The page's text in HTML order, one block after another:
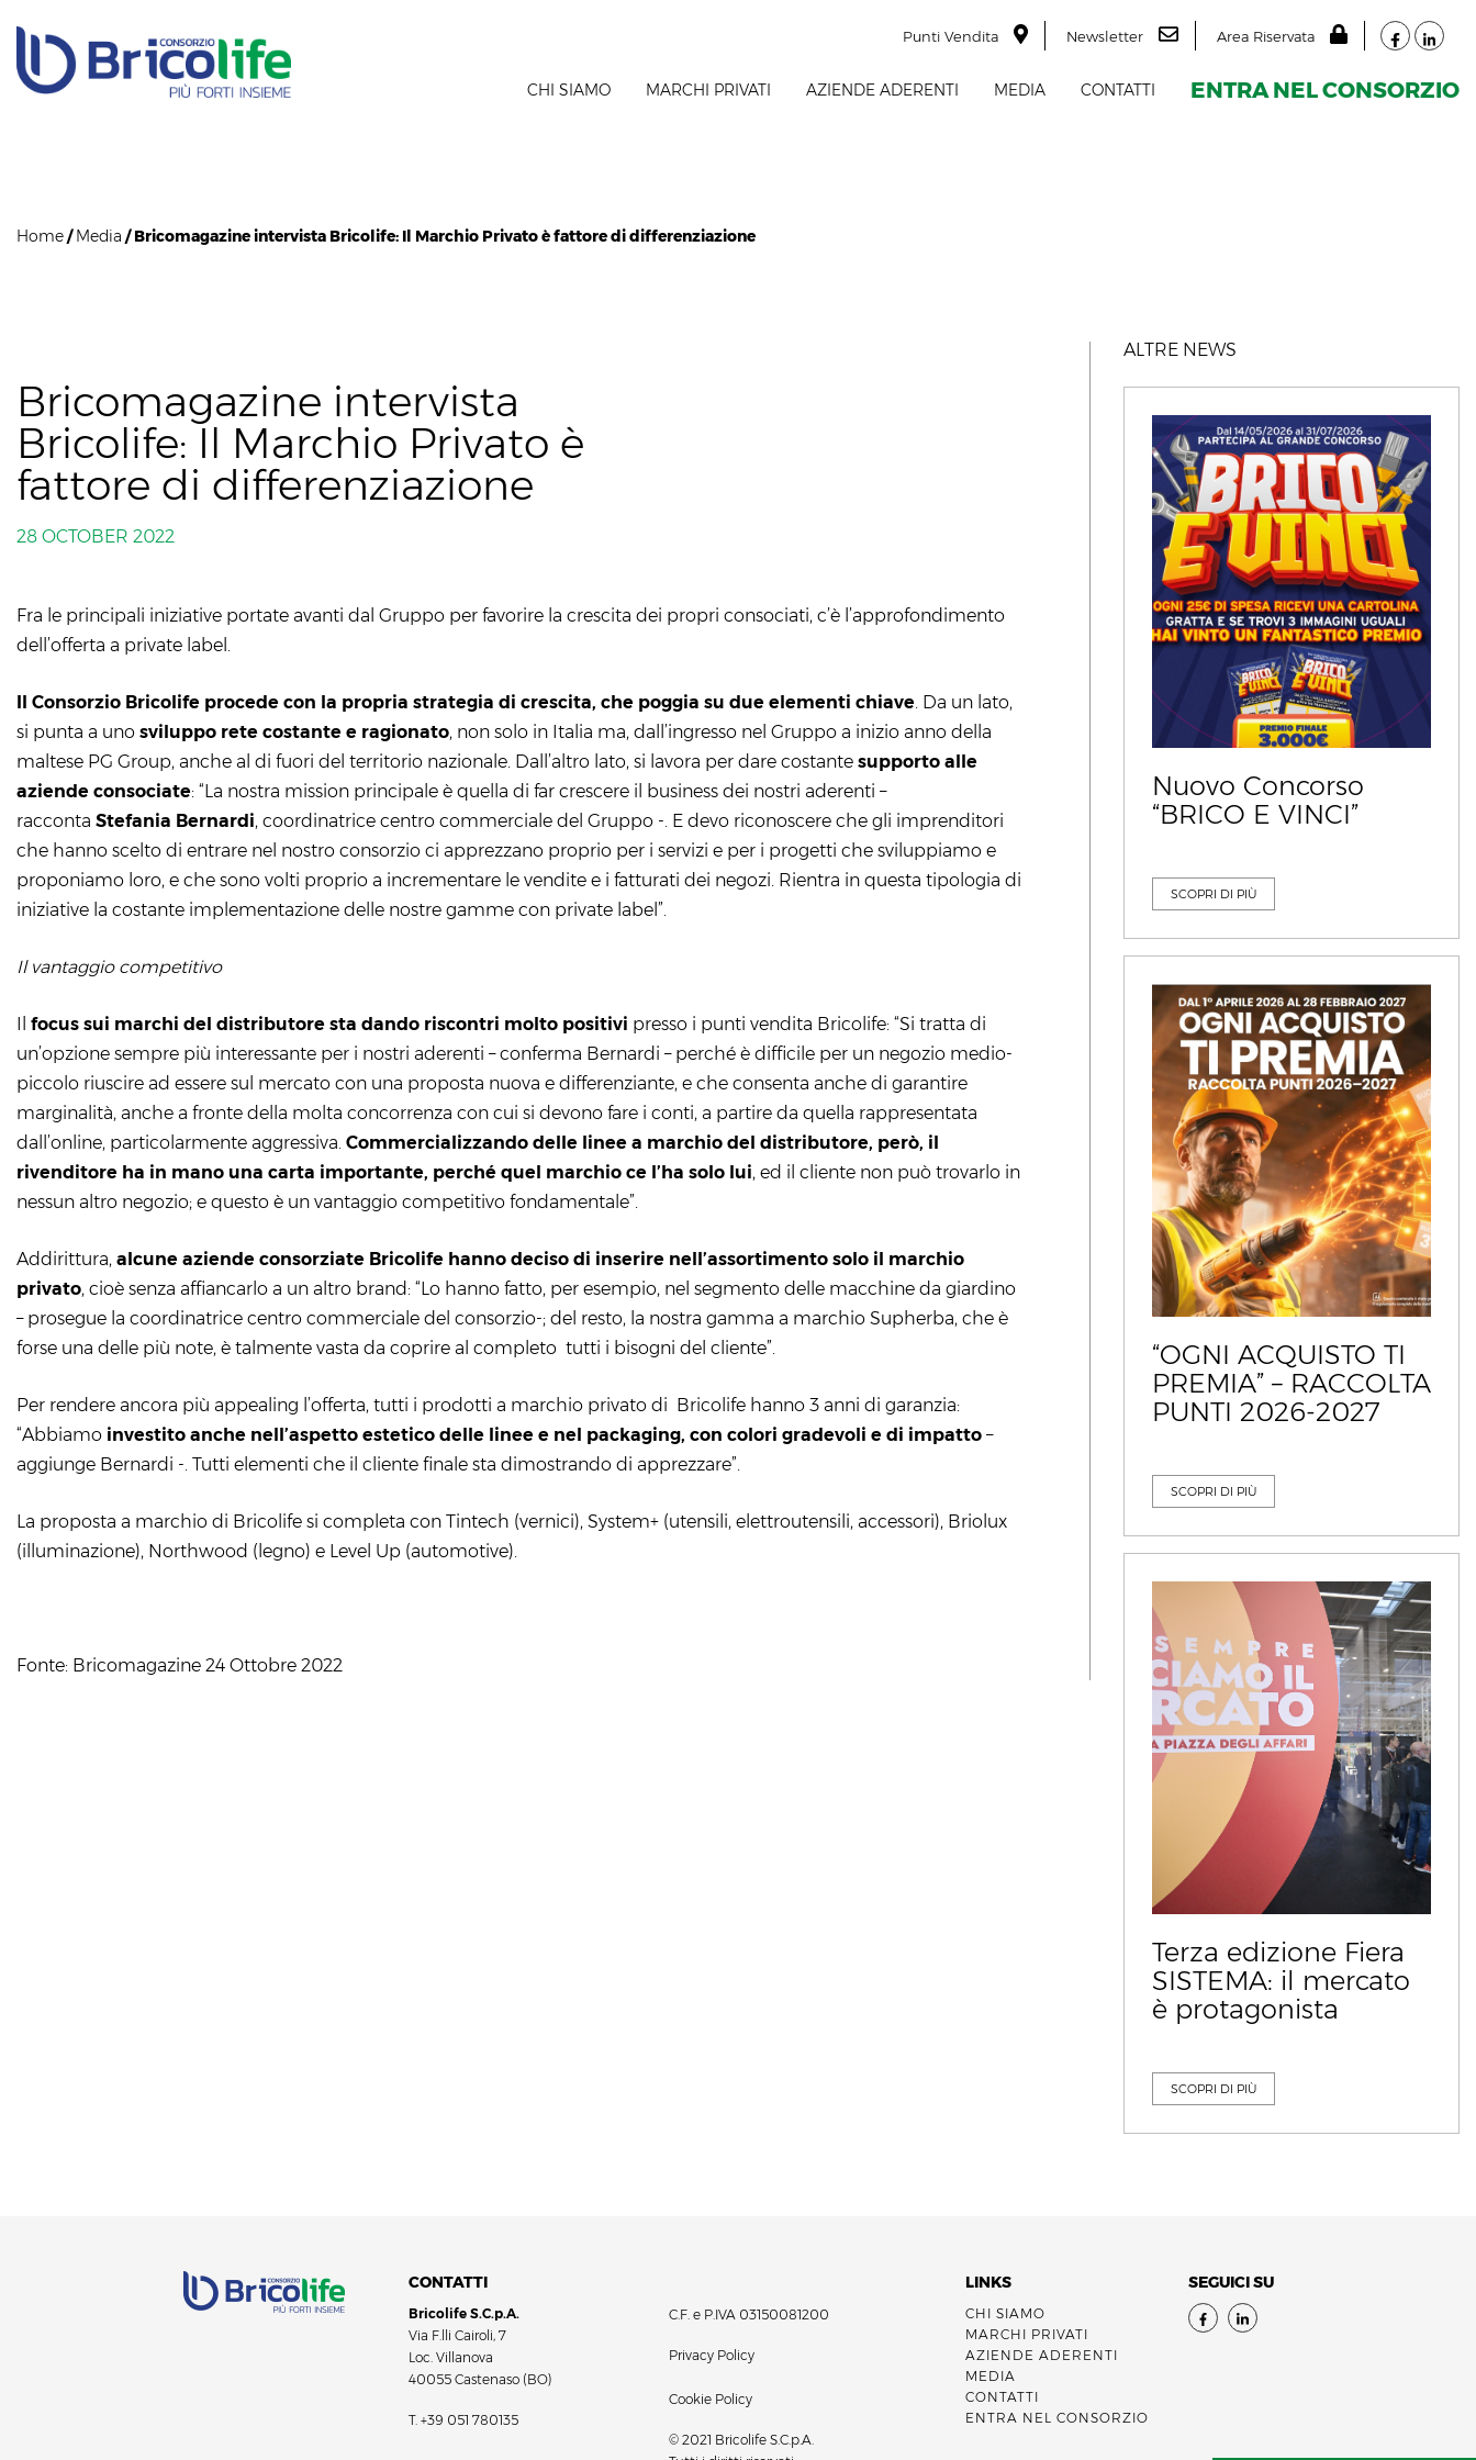
Punti Vendita Newsletter Area Riservata
CHI SIAMO MARCHI PRIVATI AZIENDE ADERENTI MEDIA CONTATTI ENTRA NEL CONSORZIO
Home/Media / Bricomagazine intervista Bricolife: Il Marchio Privato è fattore di differenziazione
Bricomagazine intervista
Bricolife: Il Marchio Privato è
fattore di differenziazione
28 OCTOBER 2022
Fra le principali iniziative portate avanti dal Gruppo per favorire la crescita dei propri consociati, c’è l’approfondimento
dell’offerta a private label.
Il Consorzio Bricolife procede con la propria strategia di crescita, che poggia su due elementi chiave. Da un lato,
si punta a uno sviluppo rete costante e ragionato, non solo in Italia ma, dall’ingresso nel Gruppo a inizio anno della
maltese PG Group, anche al di fuori del territorio nazionale. Dall’altro lato, si lavora per dare costante supporto alle
aziende consociate: “La nostra mission principale è quella di far crescere il business dei nostri aderenti –
racconta Stefania Bernardi, coordinatrice centro commerciale del Gruppo -. E devo riconoscere che gli imprenditori
che hanno scelto di entrare nel nostro consorzio ci apprezzano proprio per i servizi e per i progetti che sviluppiamo e
proponiamo loro, e che sono volti proprio a incrementare le vendite e i fatturati dei negozi. Rientra in questa tipologia di
iniziative la costante implementazione delle nostre gamme con private label”.
Il vantaggio competitivo
Il focus sui marchi del distributore sta dando riscontri molto positivi presso i punti vendita Bricolife: “Si tratta di
un’opzione sempre più interessante per i nostri aderenti – conferma Bernardi – perché è difficile per un negozio medio-
piccolo riuscire ad essere sul mercato con una proposta nuova e differenziante, e che consenta anche di garantire
marginalità, anche a fronte della molta concorrenza con cui si devono fare i conti, a partire da quella rappresentata
dall’online, particolarmente aggressiva. Commercializzando delle linee a marchio del distributore, però, il
rivenditore ha in mano una carta importante, perché quel marchio ce l’ha solo lui, ed il cliente non può trovarlo in
nessun altro negozio; e questo è un vantaggio competitivo fondamentale”.
Addirittura, alcune aziende consorziate Bricolife hanno deciso di inserire nell’assortimento solo il marchio
privato, cioè senza affiancarlo a un altro brand: “Lo hanno fatto, per esempio, nel segmento delle macchine da giardino
– prosegue la coordinatrice centro commerciale del consorzio-; del resto, la nostra gamma a marchio Supherba, che è
forse una delle più note, è talmente vasta da coprire al completo tutti i bisogni del cliente”.
Per rendere ancora più appealing l’offerta, tutti i prodotti a marchio privato di Bricolife hanno 3 anni di garanzia:
“Abbiamo investito anche nell’aspetto estetico delle linee e nel packaging, con colori gradevoli e di impatto –
aggiunge Bernardi -. Tutti elementi che il cliente finale sta dimostrando di apprezzare”.
La proposta a marchio di Bricolife si completa con Tintech (vernici), System+ (utensili, elettroutensili, accessori), Briolux
(illuminazione), Northwood (legno) e Level Up (automotive).
Fonte: Bricomagazine 24 Ottobre 2022
ALTRE NEWS
Nuovo Concorso
“BRICO E VINCI”
SCOPRI DI PIÙ
“OGNI ACQUISTO TI
PREMIA” – RACCOLTA
PUNTI 2026-2027
SCOPRI DI PIÙ
Terza edizione Fiera
SISTEMA: il mercato
è protagonista
SCOPRI DI PIÙ
CONTATTI
Bricolife S.C.p.A.
Via F.lli Cairoli, 7
Loc. Villanova
40055 Castenaso (BO)
T. +39 051 780135
C.F. e P.IVA 03150081200
Privacy Policy
Cookie Policy
© 2021 Bricolife S.C.p.A.
LINKS
CHI SIAMO
MARCHI PRIVATI
AZIENDE ADERENTI
MEDIA
CONTATTI
ENTRA NEL CONSORZIO
SEGUICI SU